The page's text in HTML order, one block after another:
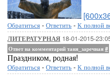
Обратиться - Ответить - К полной
ЛИТЕРАТУРНАЯ 18-01-2015-
Ответ на комментарий таня_заречная #
Праздником, родная!
Обратиться - Ответить - К полной